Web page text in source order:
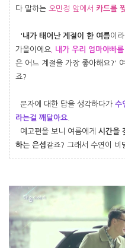
다 말하는 오민정 앞에서 카드를
'내가 태어난 계절이 한 여름이
가을이에요 . 내가 우리 엄마아빠
은 어느 계절을 가장 좋아해요?'
죠?
문자에 대한 답을 생각하다가 수
라는걸 깨달아요
예고편을 보니 여름에게 시간을
하는 은섭같죠? 그래서 수연이 비